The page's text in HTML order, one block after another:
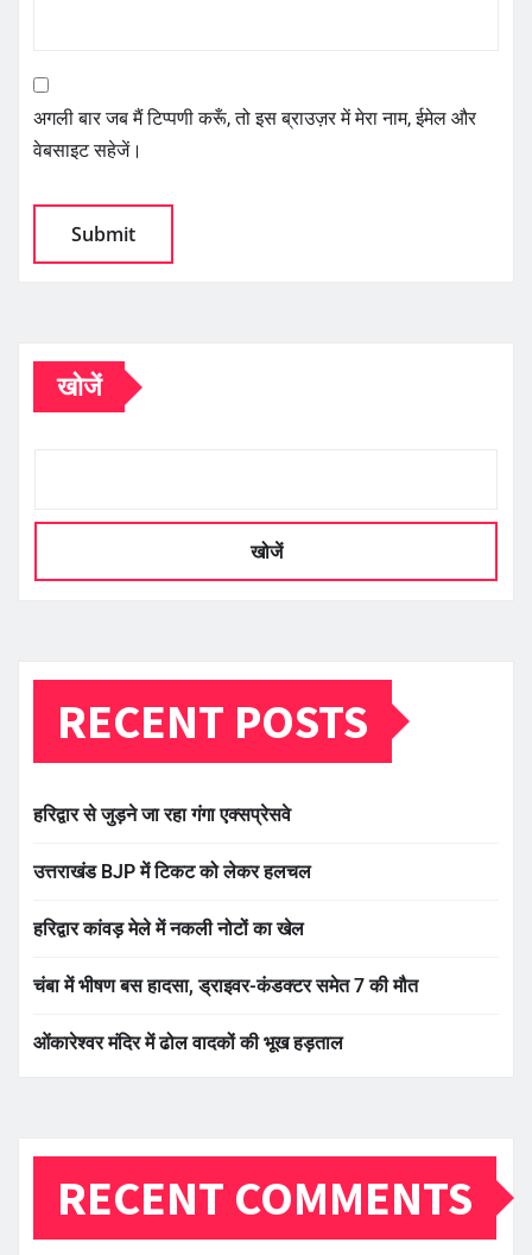
अगली बार जब मैं टिप्पणी करूँ, तो इस ब्राउज़र में मेरा नाम, ईमेल और
वेबसाइट सहेजें।
खोजें
खोजें
RECENT POSTS
हरिद्वार से जुड़ने जा रहा गंगा एक्सप्रेसवे
उत्तराखंड BJP में टिकट को लेकर हलचल
हरिद्वार कांवड़ मेले में नकली नोटों का खेल
चंबा में भीषण बस हादसा, ड्राइवर-कंडक्टर समेत 7 की मौत
ओंकारेश्वर मंदिर में ढोल वादकों की भूख हड़ताल
RECENT COMMENTS